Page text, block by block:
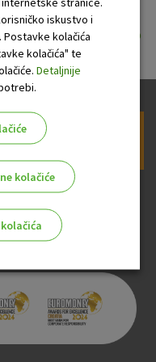
podataka uz potvrdu o
iskustvo i
kolačića
kolačića" te
Detaljnije
kolačiće